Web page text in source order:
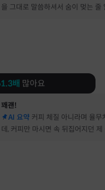
을 그대로 말씀하셔서 숨이 멎는 줄
배 많아요
꽤괜!
AI 요약 커피 체질 아니라며 율무
데, 커피만 마시면 속 뒤집어지던 제